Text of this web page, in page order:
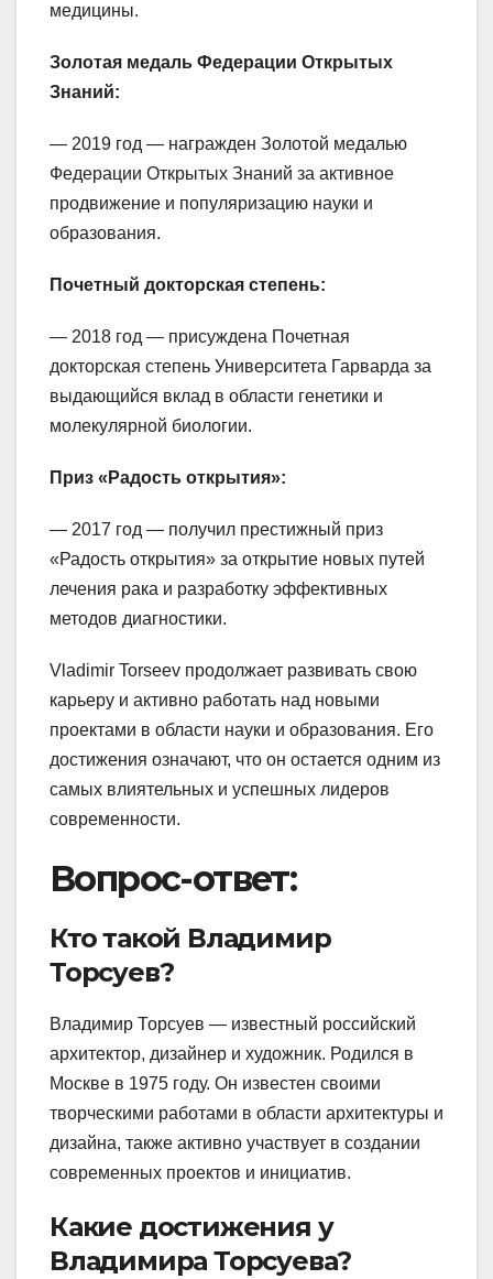
медицины.
Золотая медаль Федерации Открытых
Знаний:
— 2019 год — награжден Золотой медалью
Федерации Открытых Знаний за активное
продвижение и популяризацию науки и
образования.
Почетный докторская степень:
— 2018 год — присуждена Почетная
докторская степень Университета Гарварда за
выдающийся вклад в области генетики и
молекулярной биологии.
Приз «Радость открытия»:
— 2017 год — получил престижный приз
«Радость открытия» за открытие новых путей
лечения рака и разработку эффективных
методов диагностики.
Vladimir Torseev продолжает развивать свою
карьеру и активно работать над новыми
проектами в области науки и образования. Его
достижения означают, что он остается одним из
самых влиятельных и успешных лидеров
современности.
Вопрос-ответ:
Кто такой Владимир
Торсуев?
Владимир Торсуев — известный российский
архитектор, дизайнер и художник. Родился в
Москве в 1975 году. Он известен своими
творческими работами в области архитектуры и
дизайна, также активно участвует в создании
современных проектов и инициатив.
Какие достижения у
Владимира Торсуева?